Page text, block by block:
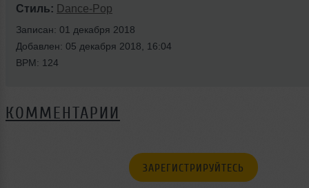
Стиль: Dance-Pop
Записан: 01 декабря 2018
Добавлен: 05 декабря 2018, 16:04
BPM: 124
КОММЕНТАРИИ
ЗАРЕГИСТРИРУЙТЕСЬ